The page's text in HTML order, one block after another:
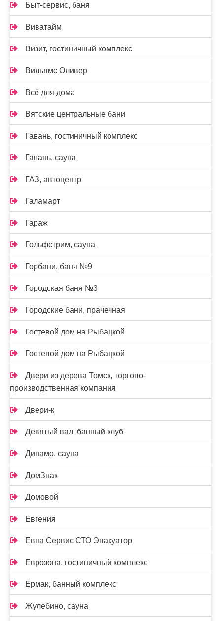
Быт-сервис, баня
Виватайм
Визит, гостиничный комплекс
Вильямс Оливер
Всё для дома
Вятские центральные бани
Гавань, гостиничный комплекс
Гавань, сауна
ГАЗ, автоцентр
Галамарт
Гараж
Гольфстрим, сауна
Горбани, баня №9
Городская баня №3
Городские бани, прачечная
Гостевой дом на Рыбацкой
Гостевой дом на Рыбацкой
Двери из дерева Томск, торгово-
производственная компания
Двери-к
Девятый вал, банный клуб
Динамо, сауна
ДомЗнак
Домовой
Евгения
Евпа Сервис СТО Эвакуатор
Еврозона, гостиничный комплекс
Ермак, банный комплекс
Жулебино, сауна